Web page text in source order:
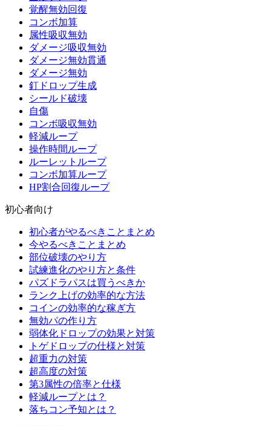
覚醒無効回復
コンボ加算
属性吸収無効
ダメージ吸収無効
ダメージ無効貫通
ダメージ無効
釘ドロップ生成
シールド破壊
自傷
コンボ吸収無効
軽減ループ
操作時間ループ
ルーレットループ
コンボ加算ループ
HP割合回復ループ
初心者向け
初心者がやるべきことまとめ
今やるべきことまとめ
部位破壊のやり方
試練進化のやり方と条件
パズドラパスは買うべきか
ランク上げの効率的な方法
コインの効率的な稼ぎ方
無効パの作り方
弱体化ドロップの効果と対策
トゲドロップの仕様と対策
超重力の対策
超高度の対策
第3属性の倍率と仕様
軽減ループとは？
落ちコン予知とは？